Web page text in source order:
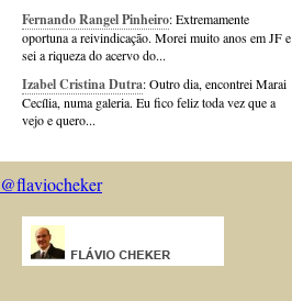
Fernando Rangel Pinheiro: Extremamente
oportuna a reivindicação. Morei muito anos em JF e
sei a riqueza do acervo do...
Izabel Cristina Dutra: Outro dia, encontrei Marai
Cecília, numa galeria. Eu fico feliz toda vez que a
vejo e quero...
@flaviocheker